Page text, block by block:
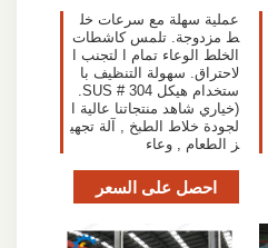
عملية سهلة مع سرعات خل
ط مزدوجة. تلمس كاشطات
الخلط الوعاء تمام ا لتجنب ا
لاحتراق. سهولة التنظيف با
ستخدام هيكل SUS # 304.
(خياري شاهد منتجاتنا عالية ا
لجودة خلاط الطبخ , آلة تجهي
ز الطعام , وعاء
احصل على السعر